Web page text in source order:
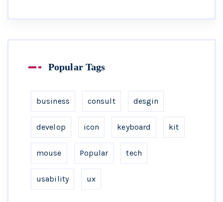
Popular Tags
business consult desgin
develop icon keyboard kit
mouse Popular tech
usability ux